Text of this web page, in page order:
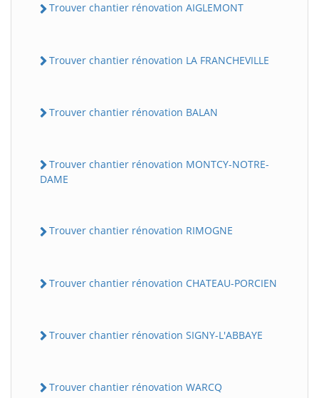
Trouver chantier rénovation AIGLEMONT
Trouver chantier rénovation LA FRANCHEVILLE
Trouver chantier rénovation BALAN
Trouver chantier rénovation MONTCY-NOTRE-
DAME
Trouver chantier rénovation RIMOGNE
Trouver chantier rénovation CHATEAU-PORCIEN
Trouver chantier rénovation SIGNY-L'ABBAYE
Trouver chantier rénovation WARCQ